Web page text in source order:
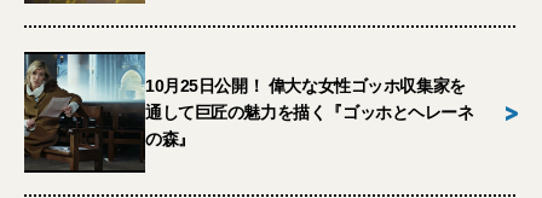
10月25日公開！ 偉大な女性ゴッホ収集家を
通して巨匠の魅力を描く『ゴッホとヘレーネ
の森』
>